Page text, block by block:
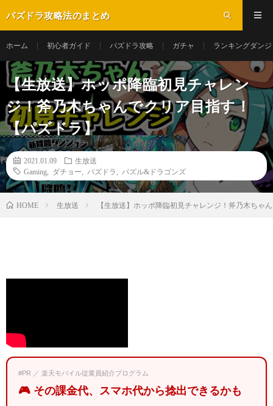
パズドラ攻略法のまとめ
ホーム 初心者ガイド パズドラ攻略 ガチャ ランキングダン
【生放送】ホッポ降臨初見チャレン
ジ！斧乃木ちゃんでクリア目指す！
【パズドラ】
2021.01.09
生放送
Gaming
ダチョー パズドラ パズル&ドラゴンズ
HOME 生放送 【生放送】ホッポ降臨初見チャレンジ！斧乃木ちゃ
#PR ／ 楽天モバイル従業員紹介プログラム
🎮 その課金代、スマホ代から捻出できるかも